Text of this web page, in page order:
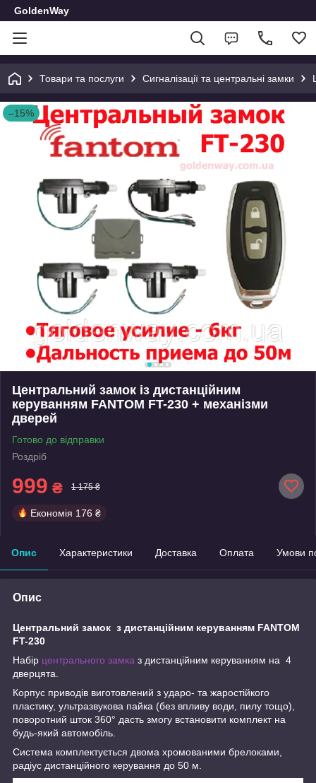
GoldenWay
Товари та послуги Сигналізації та центральні замки
–15%
Центральний замок із дистанційним
керуванням FANTOM FT-230 + механізми
дверей
Готово до відправки
Роздріб
999 ₴ 1 175 ₴
Економія 176 ₴
Опис Характеристики Доставка Оплата Умови
Опис
Центральний замок з дистанційним керуванням FANTOM
FT-230
Набір центрального замка з дистанційним керуванням на 4
дверцята.
Корпус приводів виготовлений з ударо- та жаростійкого
пластику, ультразвукова пайка (без впливу води, пилу тощо),
поворотний шток 360° дасть змогу встановити комплект на
будь-який автомобіль.
Система комплектується двома хромованими брелоками,
радіус дистанційного керування до 50 м.